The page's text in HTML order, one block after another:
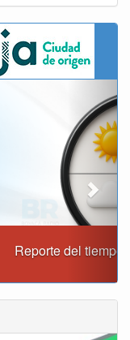
el domingo
Next